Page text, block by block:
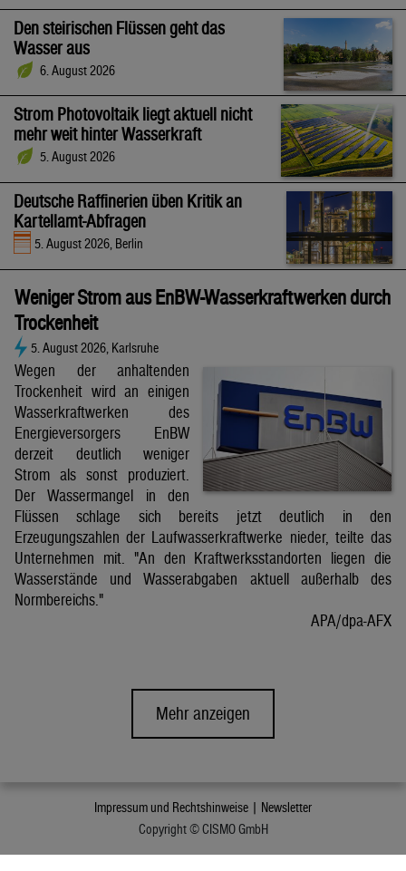
Den steirischen Flüssen geht das
Wasser aus
6. August 2026
Strom Photovoltaik liegt aktuell nicht
mehr weit hinter Wasserkraft
5. August 2026
Deutsche Raffinerien üben Kritik an
Kartellamt-Abfragen
5. August 2026, Berlin
Weniger Strom aus EnBW-Wasserkraftwerken durch
Trockenheit
5. August 2026, Karlsruhe
Wegen der anhaltenden
Trockenheit wird an einigen
Wasserkraftwerken des
Energieversorgers EnBW
derzeit deutlich weniger
Strom als sonst produziert.
Der Wassermangel in den
Flüssen schlage sich bereits jetzt deutlich in den
Erzeugungszahlen der Laufwasserkraftwerke nieder, teilte das
Unternehmen mit. "An den Kraftwerksstandorten liegen die
Wasserstände und Wasserabgaben aktuell außerhalb des
Normbereichs."
APA/dpa-AFX
Mehr anzeigen
Impressum und Rechtshinweise | Newsletter
Copyright © CISMO GmbH